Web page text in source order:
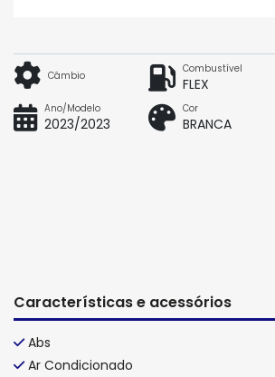
Câmbio Combustível
FLEX
Ano/Modelo
2023/2023
Cor
BRANCA
Características e acessórios
Abs
Ar Condicionado